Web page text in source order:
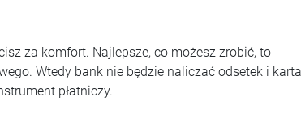
za komfort. Najlepsze, co możesz zrobić, to
Wtedy bank nie będzie naliczać odsetek i karta
płatniczy.